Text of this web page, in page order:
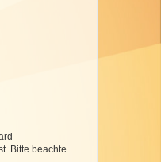
Bitte beachte